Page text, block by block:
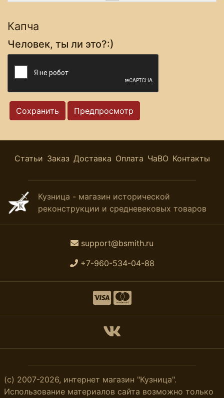
Капча
Человек, ты ли это?:)
Статьи Заказ Доставка Оплата ЧаВО Контакты
Кузница - магазин исторической
реконструкции и средневековых товаров
support@bsmith.ru
+7-960-534-04-88
(с) 2007-2026, интернет магазин "Кузница".
Использование материалов сайта возможно только